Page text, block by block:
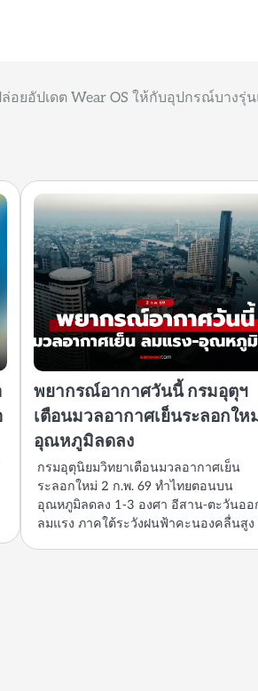
ล่อยอัปเดต Wear OS ให้กับอุปกรณ์บางรุ่
พยากรณ์อากาศวันนี้ กรมอุตุฯ
เตือนมวลอากาศเย็นระลอกให
อุณหภูมิลดลง
กรมอุตุนิยมวิทยาเตือนมวลอากาศเย็น
ระลอกใหม่ 2 ก.พ. 69 ทำไทยตอนบน
อุณหภูมิลดลง 1-3 องศา อีสาน-ตะวันออ
ลมแรง ภาคใต้ระวังฝนฟ้าคะนองคลื่นสูง